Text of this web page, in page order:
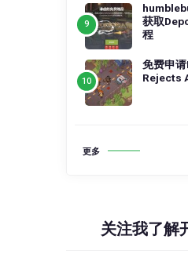
获取
程
免费申
Rejects
更多
关注我了解